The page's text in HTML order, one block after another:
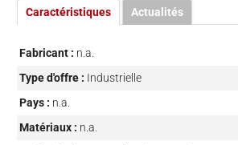
Caractéristiques Actualités
Fabricant : n.a.
Type d'offre : Industrielle
Pays : n.a.
Matériaux : n.a.